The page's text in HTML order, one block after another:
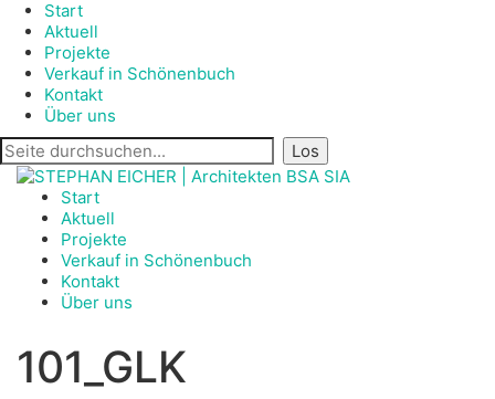
Start
Aktuell
Projekte
Verkauf in Schönenbuch
Kontakt
Über uns
Start
Aktuell
Projekte
Verkauf in Schönenbuch
Kontakt
Über uns
101_GLK